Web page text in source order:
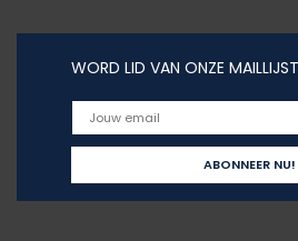
WORD LID VAN ONZE